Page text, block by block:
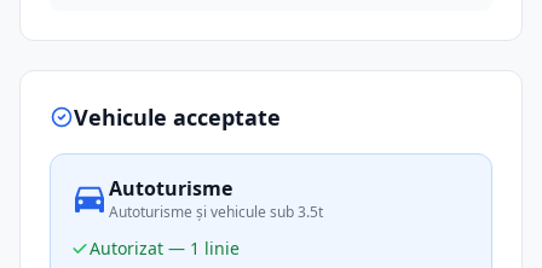
Vehicule acceptate
Autoturisme
Autoturisme și vehicule sub 3.5t
Autorizat — 1 linie